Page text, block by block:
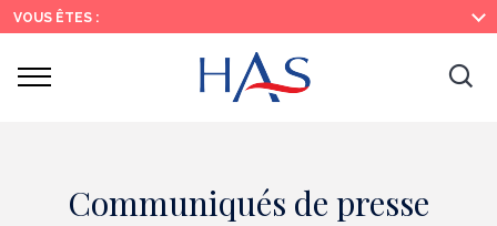
Search
Main
Menu
Main
Content
VOUS ÊTES :
Ouvrir
Communiqués de presse